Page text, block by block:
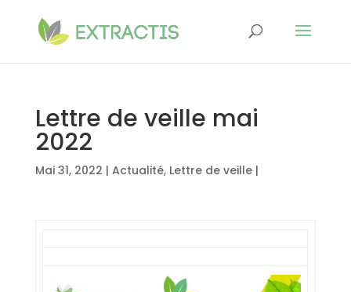
Lettre de veille mai
2022
Mai 31, 2022 | Actualité, Lettre de veille|